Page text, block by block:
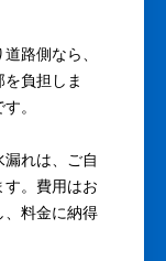
路側なら、
負担しま
。
れは、ご自
す。費用はお
、料金に納得